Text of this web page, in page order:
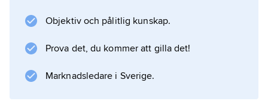
Ett ad hoc-antagande saknar således
(eller resonemanget), och dess
förklaringsvärde blir därför ytterst begränsat.
Objektiv och pålitlig kunskap.
Prova det, du kommer att gilla det!
Marknadsledare i Sverige.